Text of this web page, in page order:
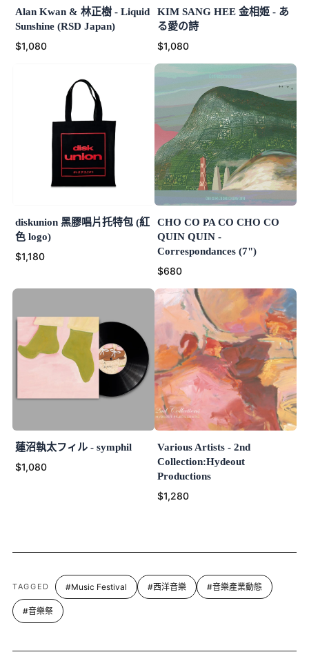
Alan Kwan & 林正樹 - Liquid
Sunshine (RSD Japan)
$1,080
KIM SANG HEE 金相姬 - あ
る愛の詩
$1,080
diskunion 黑膠唱片托特包 (紅
色 logo)
$1,180
CHO CO PA CO CHO CO
QUIN QUIN -
Correspondances (7")
$680
蓮沼執太フィル - symphil
$1,080
Various Artists - 2nd
Collection:Hydeout
Productions
$1,280
TAGGED #Music Festival #西洋音樂 #音樂產業動態
#音樂祭